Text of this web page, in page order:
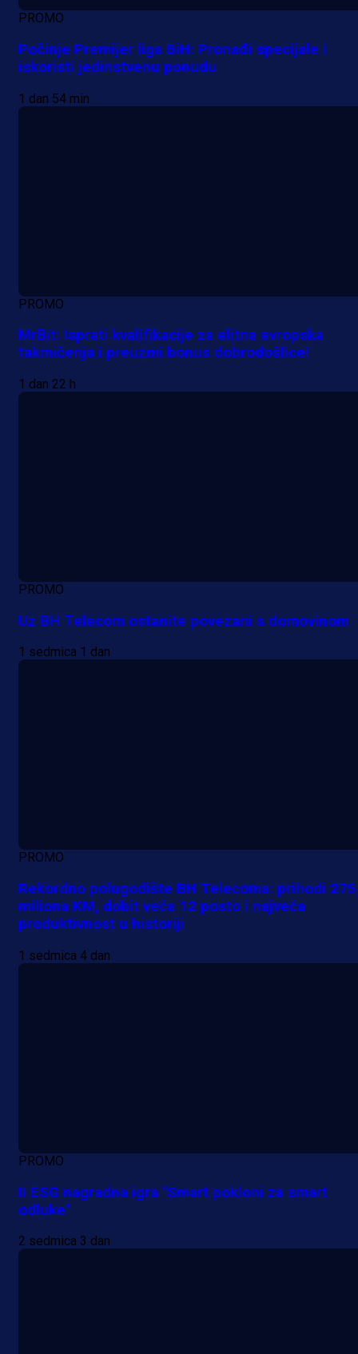
PROMO
Počinje Premijer liga BiH: Pronađi specijale i
iskoristi jedinstvenu ponudu
1 dan 54 min
PROMO
MrBit: Isprati kvalifikacije za elitna evropska
takmičenja i preuzmi bonus dobrodošlice!
1 dan 22 h
PROMO
Uz BH Telecom ostanite povezani s domovinom
1 sedmica 1 dan
PROMO
Rekordno polugodište BH Telecoma: prihodi
miliona KM, dobit veća 12 posto i najveća
produktivnost u historiji
1 sedmica 4 dan
PROMO
II ESG nagradna igra "Smart pokloni za smart
odluke"
2 sedmica 3 dan